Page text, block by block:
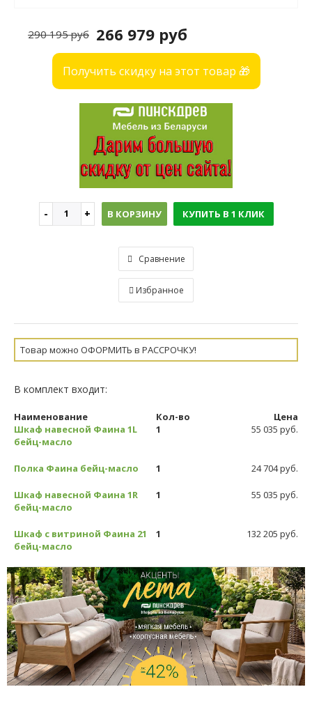
266 979 руб
290 195 руб
Получить скидку на этот товар 🎁
В КОРЗИНУ КУПИТЬ В 1 КЛИК
Сравнение
Избранное
Товар можно ОФОРМИТЬ в РАССРОЧКУ!
В комплект входит:
Наименование Кол-во
Цена
Шкаф навесной Фаина 1L
бейц-масло
1 55 035 руб.
Полка Фаина бейц-масло 1 24 704 руб.
Шкаф навесной Фаина 1R
бейц-масло
1 55 035 руб.
Шкаф с витриной Фаина 21
бейц-масло
1 132 205 руб.